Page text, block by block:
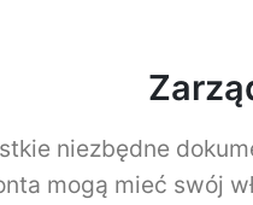
niezbędne
mogą mieć swój